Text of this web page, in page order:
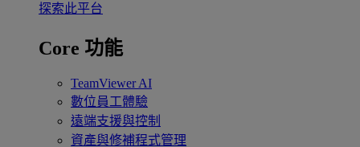
探索此平台
Core 功能
TeamViewer AI
數位員工體驗
遠端支援與控制
資產與修補程式管理